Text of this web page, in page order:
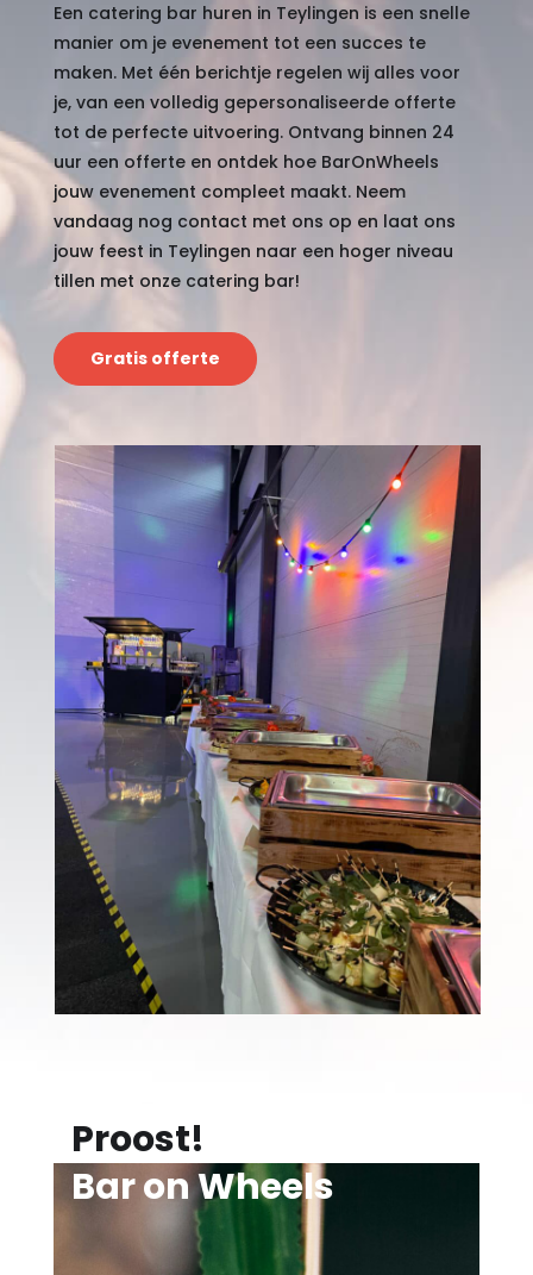
Een catering bar huren in Teylingen is een snelle
manier om je evenement tot een succes te
maken. Met één berichtje regelen wij alles voor
je, van een volledig gepersonaliseerde offerte
tot de perfecte uitvoering. Ontvang binnen 24
uur een offerte en ontdek hoe BarOnWheels
jouw evenement compleet maakt. Neem
vandaag nog contact met ons op en laat ons
jouw feest in Teylingen naar een hoger niveau
tillen met onze catering bar!
Gratis offerte
Proost!
Bar on Wheels